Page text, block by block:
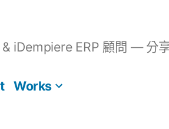
iDempiere ERP 顧問 — 分
Works